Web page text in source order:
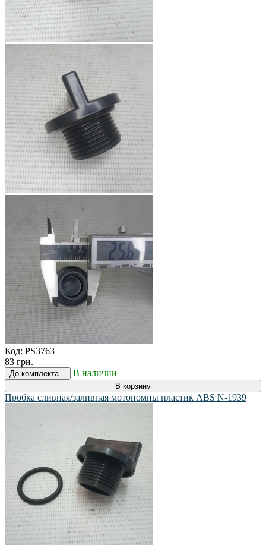
Код: PS3763
83 грн.
До комплекта... В наличии
В корзину
Пробка сливная/заливная мотопомпы пластик ABS N-1939